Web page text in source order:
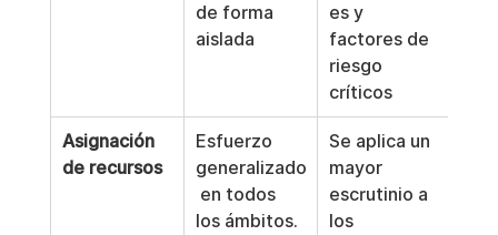
de forma
aislada
es y
factores de
riesgo
críticos
Asignación
de recursos
Esfuerzo
generalizado
en todos
los ámbitos.
Se aplica un
mayor
escrutinio a
los